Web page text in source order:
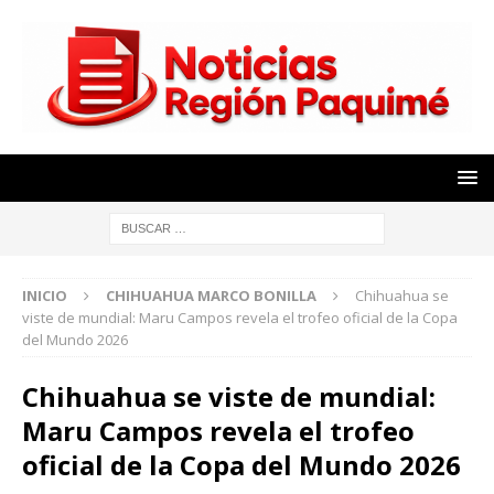
INICIO CHIHUAHUA MARCO BONILLA
Chihuahua se
viste de mundial: Maru Campos revela el trofeo oficial de la Copa
del Mundo 2026
Chihuahua se viste de mundial:
Maru Campos revela el trofeo
oficial de la Copa del Mundo 2026